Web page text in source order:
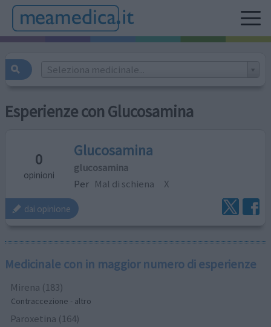
Seleziona medicinale...
Esperienze con Glucosamina
0
opinioni
Glucosamina
glucosamina
Per Mal di schiena X
dai opinione
Medicinale con in maggior numero di esperienze
Mirena (183)
Contraccezione - altro
Paroxetina (164)